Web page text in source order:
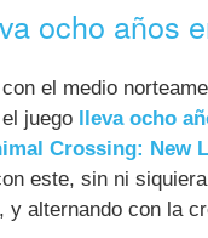
ocho años
el medio
juego lleva ocho
Crossing: New
este, sin ni
, y alternando con la